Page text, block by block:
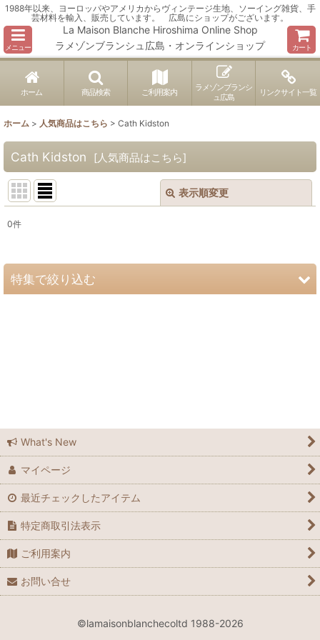
1988年以来、ヨーロッパやアメリカからヴィンテージ生地、ソーイング雑貨、手
芸材料を輸入、販売しています。 広島にショップがございます。
メニュー
La Maison Blanche Hiroshima Online Shop
ラメゾンブランシュ広島・オンラインショップ
カート
ホーム 商品検索 ご利用案内
ラメゾンブランシ
ュ広島
リンクサイト一覧
ホーム > 人気商品はこちら > Cath Kidston
Cath Kidston [人気商品はこちら]
表示順変更
並び順 :
0件
特集で絞り込む
Elizabeth Bradley
Grandma Moses
Laura Ashley
Waverly
many
What's New
マイページ
最近チェックしたアイテム
特定商取引法表示
ご利用案内
お問い合せ
©lamaisonblanchecoltd 1988-2026